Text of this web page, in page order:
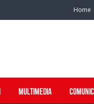
Home
MULTIMEDIA